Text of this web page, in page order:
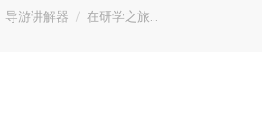
里：
导游讲解器 在研学之旅…